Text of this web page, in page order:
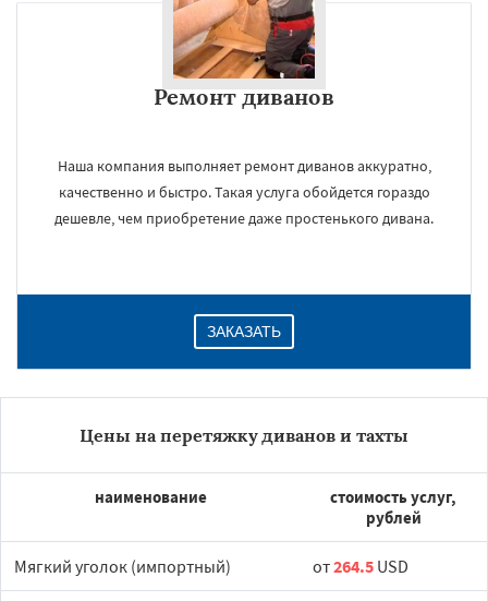
Ремонт диванов
Наша компания выполняет ремонт диванов аккуратно,
качественно и быстро. Такая услуга обойдется гораздо
дешевле, чем приобретение даже простенького дивана.
ЗАКАЗАТЬ
Цены на перетяжку диванов и тахты
наименование
стоимость услуг,
рублей
Мягкий уголок (импортный) от264.5 USD